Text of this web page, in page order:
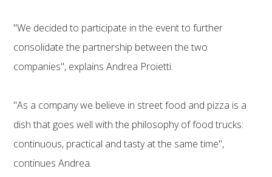
"We decided to participate in the event to further
consolidate the partnership between the two
companies", explains Andrea Proietti.
"As a company we believe in street food and pizza is a
dish that goes well with the philosophy of food trucks:
continuous, practical and tasty at the same time",
continues Andrea.